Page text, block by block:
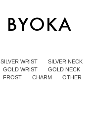
SILVER WRIST SILVER NECK
GOLD WRIST GOLD NECK
FROST CHARM OTHER